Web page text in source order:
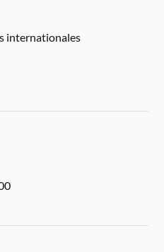
internationales